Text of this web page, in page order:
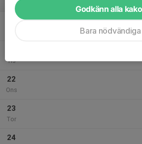
v.17
Tis
22
Ons
23
Tor
24
Godkänn alla
Bara nödvändiga